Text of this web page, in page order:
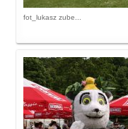
fot_lukasz zube...